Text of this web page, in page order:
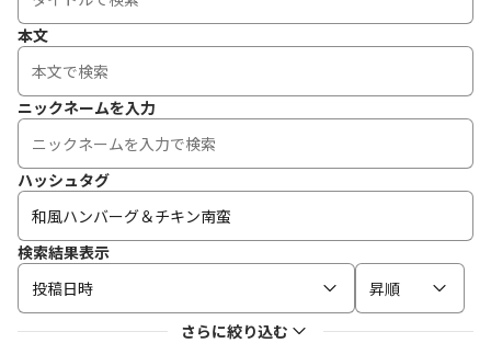
本文
ニックネームを入力
ハッシュタグ
検索結果表示
投稿日時
昇順
さらに絞り込む